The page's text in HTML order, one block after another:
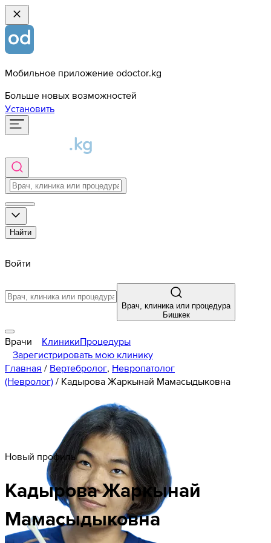
Мобильное приложение odoctor.kg
Больше новых возможностей
Установить
Найти
Войти
Врач, клиника или процедура
Бишкек
Врачи КлиникиПроцедуры
Зарегистрировать мою клинику
Главная / Вертебролог, Невропатолог
(Невролог) / Кадырова Жаркынай Мамасыдыковна
Новый профиль
КадыроваЖаркынай
Мамасыдыковна